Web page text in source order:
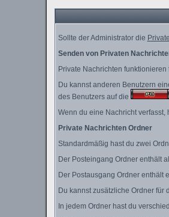
Sollte der Administrator die
Senden von Privaten
Private Nachrichten
Du kannst anderen Benutzern
des Benutzers auf die
Wenn du eine Nachricht
Private Nachrichten Ordner
Standardmäßig hast du zwei
Der Posteingang Ordner enthält
Der Postausgang Ordner enthält
Du kannst zusätzliche Ordner für
In jedem Ordner hast du